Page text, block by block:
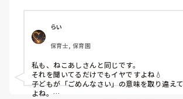
大半が、きちんと並べてなかったとか、お
か、ふざけてたからということで
「ごめんなさいは！」と先生(自分)に「ごめ
うよう迫ってるのです。それも結構キツイ
怖くなる時があって。
「ありがとう」や「ごめんなさい」は私も
らい
保育士, 保育園
私も、ねこあしさんと同じです。
それを聞いてるだけでもイヤですよね💧
子どもが「ごめんなさい」の意味を取り違え
よね。